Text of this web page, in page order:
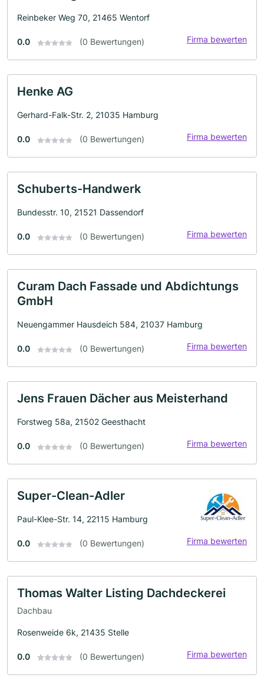
Reinbeker Weg 70, 21465 Wentorf
0.0 (0 Bewertungen) Firma bewerten
Henke AG
Gerhard-Falk-Str. 2, 21035 Hamburg
0.0 (0 Bewertungen) Firma bewerten
Schuberts-Handwerk
Bundesstr. 10, 21521 Dassendorf
0.0 (0 Bewertungen) Firma bewerten
Curam Dach Fassade und Abdichtungs
GmbH
Neuengammer Hausdeich 584, 21037 Hamburg
0.0 (0 Bewertungen) Firma bewerten
Jens Frauen Dächer aus Meisterhand
Forstweg 58a, 21502 Geesthacht
0.0 (0 Bewertungen) Firma bewerten
Super-Clean-Adler
Paul-Klee-Str. 14, 22115 Hamburg
0.0 (0 Bewertungen) Firma bewerten
Thomas Walter Listing Dachdeckerei
Dachbau
Rosenweide 6k, 21435 Stelle
0.0 (0 Bewertungen) Firma bewerten